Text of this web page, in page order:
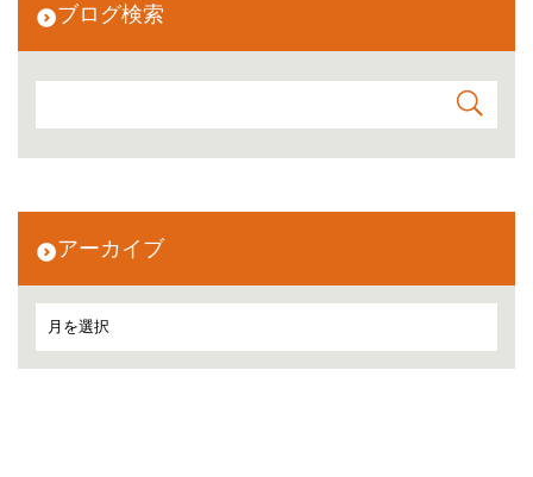
ブログ検索
アーカイブ